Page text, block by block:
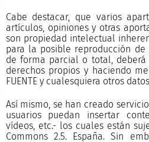
Cabe destacar, que varios
artículos, opiniones y otras
son propiedad intelectual
para la posible reproducción de
de forma parcial o total,
derechos propios y haciendo
FUENTE y cualesquiera otros
Así mismo, se han creado
usuarios puedan insertar
vídeos, etc.- los cuales están
Commons 2.5. España. Sin